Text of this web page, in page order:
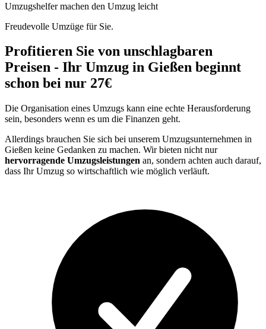
Umzugshelfer machen den Umzug leicht
Freudevolle Umzüge für Sie.
Profitieren Sie von unschlagbaren
Preisen - Ihr Umzug in Gießen beginnt
schon bei nur 27€
Die Organisation eines Umzugs kann eine echte Herausforderung
sein, besonders wenn es um die Finanzen geht.
Allerdings brauchen Sie sich bei unserem Umzugsunternehmen in
Gießen keine Gedanken zu machen. Wir bieten nicht nur
hervorragende Umzugsleistungen an, sondern achten auch darauf,
dass Ihr Umzug so wirtschaftlich wie möglich verläuft.